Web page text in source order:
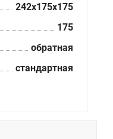
242x175x175
175
обратная
стандартная